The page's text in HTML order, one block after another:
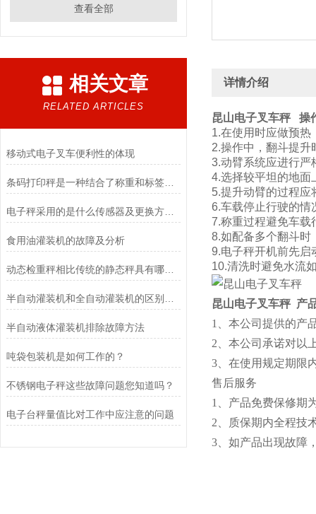
查看全部
相关文章
RELATED ARTICLES
移动式电子叉车便利性的体现
条码打印秤是一种结合了称重和标签打印功能的设备
电子秤采用的是什么传感器及更换方法？
食用油灌装机的故障及分析
动态检重秤相比传统的静态秤具有哪些应用优势
半自动液体灌装机排除故障方法
吨袋包装机是如何工作的？
不锈钢电子秤这些故障问题您知道吗？
电子台秤量值比对工作中应注意的问题
详情介绍
昆山电子叉车秤
操
1.在使用时应做预热
2.操作中，翻斗提升
3.动臂系统应进行严
4.选择较平坦的地面
5.提升动臂的过程应
6.车载停止行驶的情
7.称重过程避免车载
8.如配备多个翻斗时
9.电子秤开机前先启
10.清洗时避免水流
昆山电子叉车秤 产
1、本公司提供的产
2、本公司承诺对以
3、在使用规定期限
售后服务
1、产品免费保修期
2、质保期内全
3、如产品出现故障